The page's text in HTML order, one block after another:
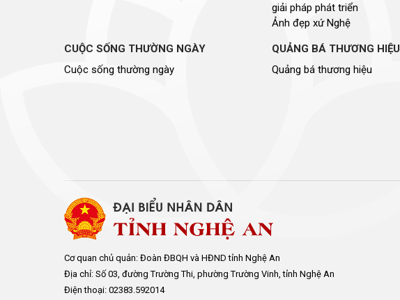
giải pháp phát triển
Ảnh đẹp xứ Nghệ
CUỘC SỐNG THƯỜNG NGÀY
Cuộc sống thường ngày
QUẢNG BÁ THƯƠNG HIỆU
Quảng bá thương hiệu
Cơ quan chủ quản: Đoàn ĐBQH và HĐND tỉnh Nghệ An
Địa chỉ: Số 03, đường Trường Thi, phường Trường Vinh, tỉnh Nghệ An
Điện thoại: 02383.592014